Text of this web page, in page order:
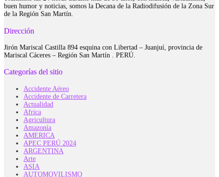
buen humor y noticias, somos la Decana de la Radiodifusión de la Zona Sur
de la Región San Martín.
Dirección
Jirón Mariscal Castilla 894 esquina con Libertad – Juanjuí, provincia de
Mariscal Cáceres – Región San Martín . PERÚ.
Categorías del sitio
Accidente Aéreo
Accidente de Carretera
Actualidad
Africa
Agricultura
Amazonía
AMERICA
APEC PERÚ 2024
ARGENTINA
Arte
ASIA
AUTOMOVILISMO